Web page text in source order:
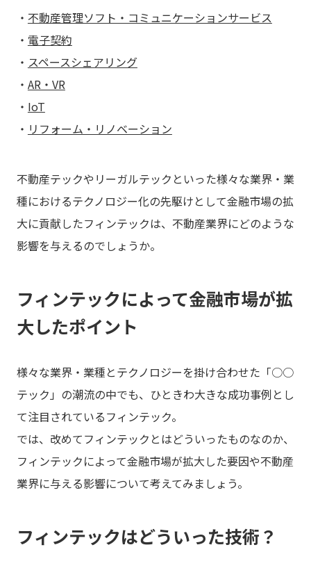
・ 不動産管理ソフト・コミュニケーションサービス
・ 電子契約
・ スペースシェアリング
・ AR・VR
・ IoT
・ リフォーム・リノベーション
不動産テックやリーガルテックといった様々な業界・業
種におけるテクノロジー化の先駆けとして金融市場の拡
大に貢献したフィンテックは、不動産業界にどのような
影響を与えるのでしょうか。
フィンテックによって金融市場が拡
大したポイント
様々な業界・業種とテクノロジーを掛け合わせた「○○
テック」の潮流の中でも、ひときわ大きな成功事例とし
て注目されているフィンテック。
では、改めてフィンテックとはどういったものなのか、
フィンテックによって金融市場が拡大した要因や不動産
業界に与える影響について考えてみましょう。
フィンテックはどういった技術？